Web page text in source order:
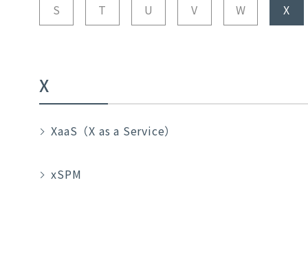
S T U V W X
X
XaaS（X as a Service）
xSPM